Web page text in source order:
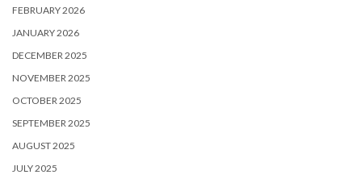
FEBRUARY 2026
JANUARY 2026
DECEMBER 2025
NOVEMBER 2025
OCTOBER 2025
SEPTEMBER 2025
AUGUST 2025
JULY 2025